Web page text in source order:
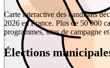
Carte interactive des candidats
2026 en France. Plus de 50 000
programmes, sites de campagne
Élections